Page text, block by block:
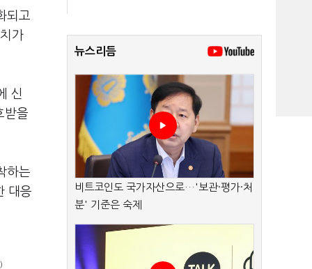
되고
가
신
받을
하는
대응
뉴스리듬
비트코인도 국가자산으로…'보관·평가·처
분' 기준은 숙제